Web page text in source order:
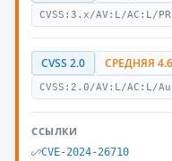
CVSS:3.x/AV:L/AC:L/
CVSS 2.0 СРЕДНЯЯ 4.6
CVSS:2.0/AV:L/AC:L/
ССЫЛКИ
CVE-2024-26710